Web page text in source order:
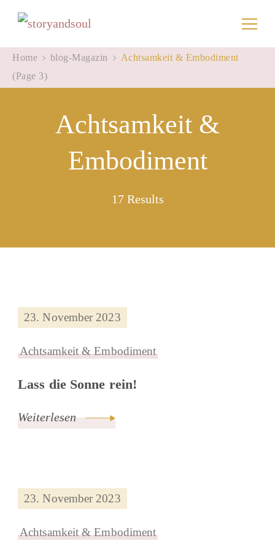
storyandsoul
Home blog-Magazin
Achtsamkeit & Embodiment
(Page 3)
Achtsamkeit &
Embodiment
17 Results
23. November 2023
Achtsamkeit & Embodiment
Lass die Sonne rein!
Weiterlesen
23. November 2023
Achtsamkeit & Embodiment